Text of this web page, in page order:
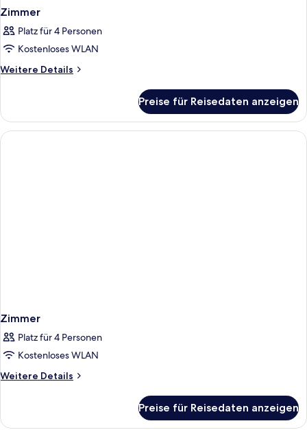
Zimmer
Platz für 4 Personen
Kostenloses WLAN
Weitere Details
Weitere
Preise für Reisedaten anzeigen
Zimmer
Platz für 4 Personen
Kostenloses WLAN
Weitere Details
Weitere
Preise für Reisedaten anzeigen